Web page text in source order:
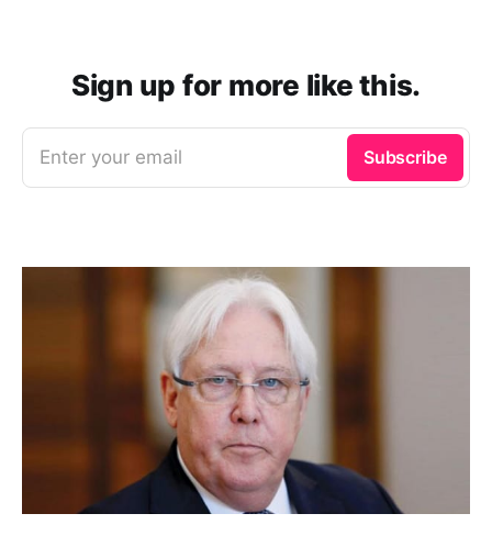
Sign up for more like this.
Enter your email Subscribe